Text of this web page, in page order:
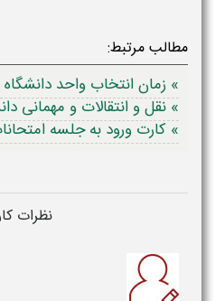
مطالب مرتبط:
» زمان انتخاب واحد
» نقل و انتقالات و مهمانی
» کارت ورود به جلسه
نظرات